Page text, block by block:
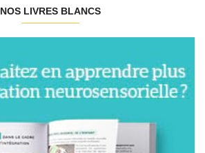
NOS LIVRES BLANCS